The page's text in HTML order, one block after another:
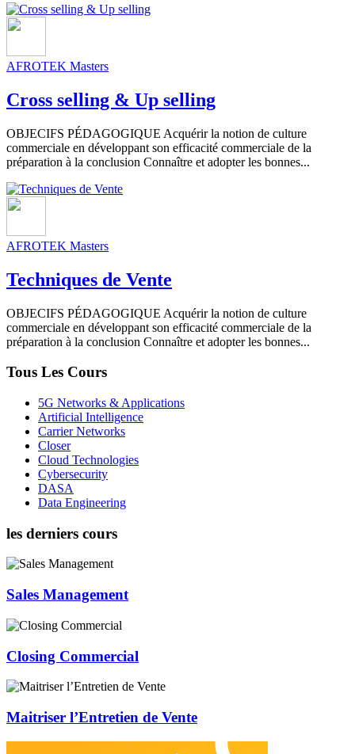
AFROTEK Masters
Cross selling & Up selling
OBJECIFS PÉDAGOGIQUE Acquérir la notion de culture
commerciale en développant son efficacité commerciale de la
préparation à la conclusion Connaître et adopter les bonnes...
AFROTEK Masters
Techniques de Vente
OBJECIFS PÉDAGOGIQUE Acquérir la notion de culture
commerciale en développant son efficacité commerciale de la
préparation à la conclusion Connaître et adopter les bonnes...
Tous Les Cours
5G Networks & Applications
Artificial Intelligence
Carrier Networks
Closer
Cloud Technologies
Cybersecurity
DASA
Data Engineering
les derniers cours
Sales Management
Closing Commercial
Maitriser l’Entretien de Vente